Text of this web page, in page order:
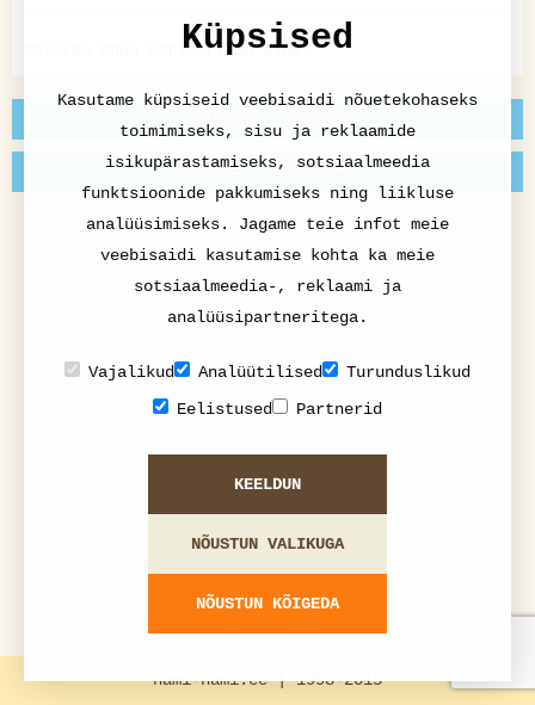
Värskes õhus serveeritud eine.
EELMINE: AGNOLOTTI
JÄRGMINE: VAHUKOMMID
nami-nami.ee | 1998-2015
Küpsised
Kasutame küpsiseid veebisaidi nõuetekohaseks
toimimiseks, sisu ja reklaamide
isikupärastamiseks, sotsiaalmeedia
funktsioonide pakkumiseks ning liikluse
analüüsimiseks. Jagame teie infot meie
veebisaidi kasutamise kohta ka meie
sotsiaalmeedia-, reklaami ja
analüüsipartneritega.
Vajalikud Analüütilised
Turunduslikud
Eelistused
Partnerid
KEELDUN
NÕUSTUN VALIKUGA
NÕUSTUN KÕIGEDA